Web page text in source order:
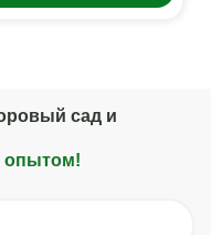
сад и
опытом!